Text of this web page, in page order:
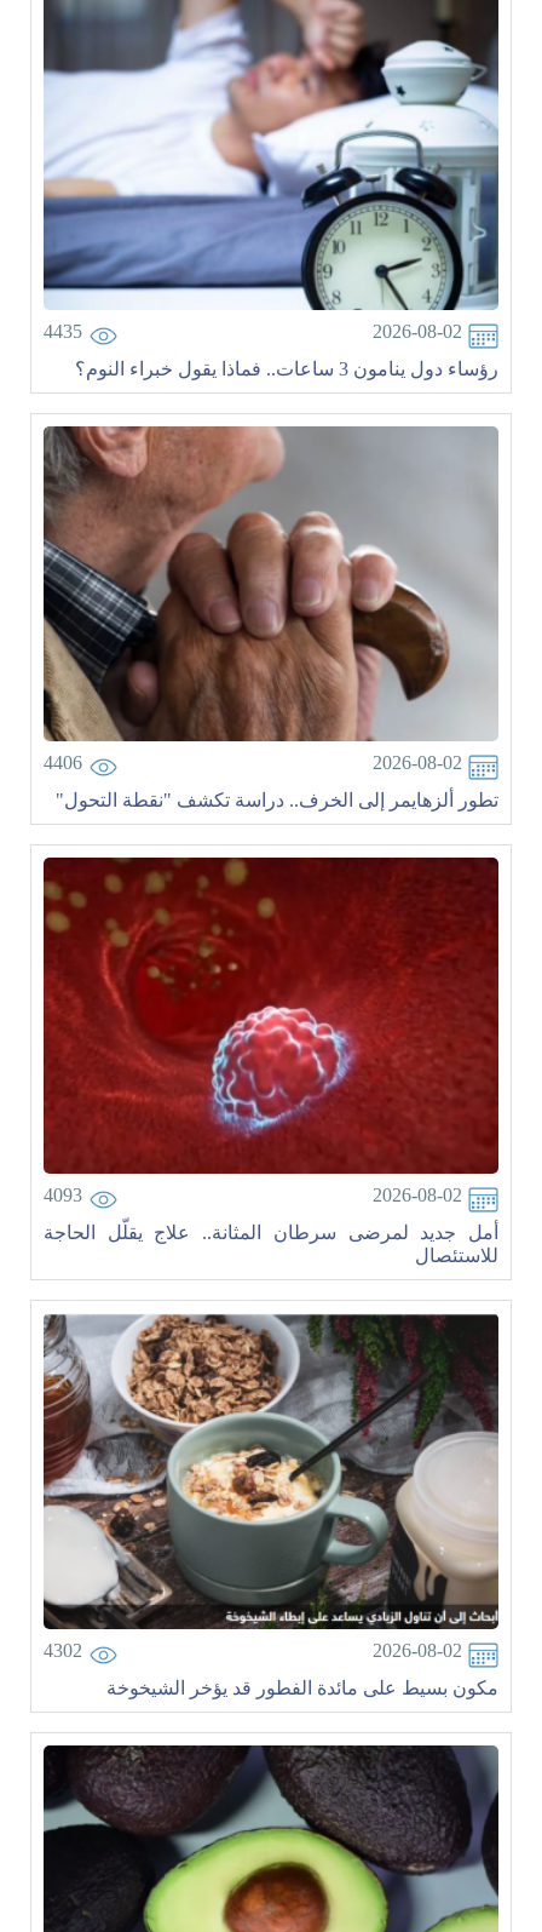
2026-08-02
4435
رؤساء دول ينامون 3 ساعات.. فماذا يقول خبراء النوم؟
2026-08-02
4406
تطور ألزهايمر إلى الخرف.. دراسة تكشف "نقطة التحول"
2026-08-02
4093
أمل جديد لمرضى سرطان المثانة.. علاج يقلّل الحاجة
للاستئصال
2026-08-02
4302
مكون بسيط على مائدة الفطور قد يؤخر الشيخوخة